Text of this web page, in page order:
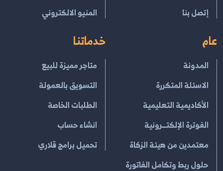
إتصل بنا
المنيو الالكتروني
عام
المدونة
الاسئلة المتكررة
الأكاديمية التعليمية
الفوترة الإلكتــرونية
معتمدين من هيئة الزكاة
حلول ربط وتكامل الفاتورة
خدماتنا
متاجر مميزة للبيع
التسويق بالعمولة
الطلبات الخاصة
انشاء حساب
تحميل برامج قلاري